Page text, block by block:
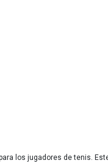
los jugadores de tenis.